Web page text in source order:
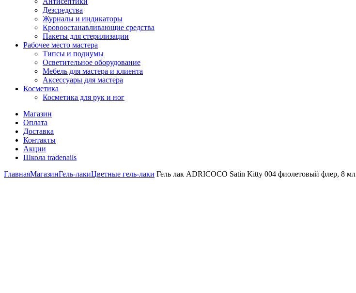
Дезсредства
Журналы и индикаторы
Кровоостанавливающие средства
Пакеты для стерилизации
Рабочее место мастера
Типсы и подиумы
Осветительное оборудование
Мебель для мастера и клиента
Аксессуары для мастера
Косметика
Косметика для рук и ног
Магазин
Оплата
Доставка
Контакты
Акции
Школа tradenails
ГлавнаяМагазинГель-лакиЦветные гель-лаки Гель лак ADRICOCO Satin Kitty 004 фиолетовый флер, 8 мл